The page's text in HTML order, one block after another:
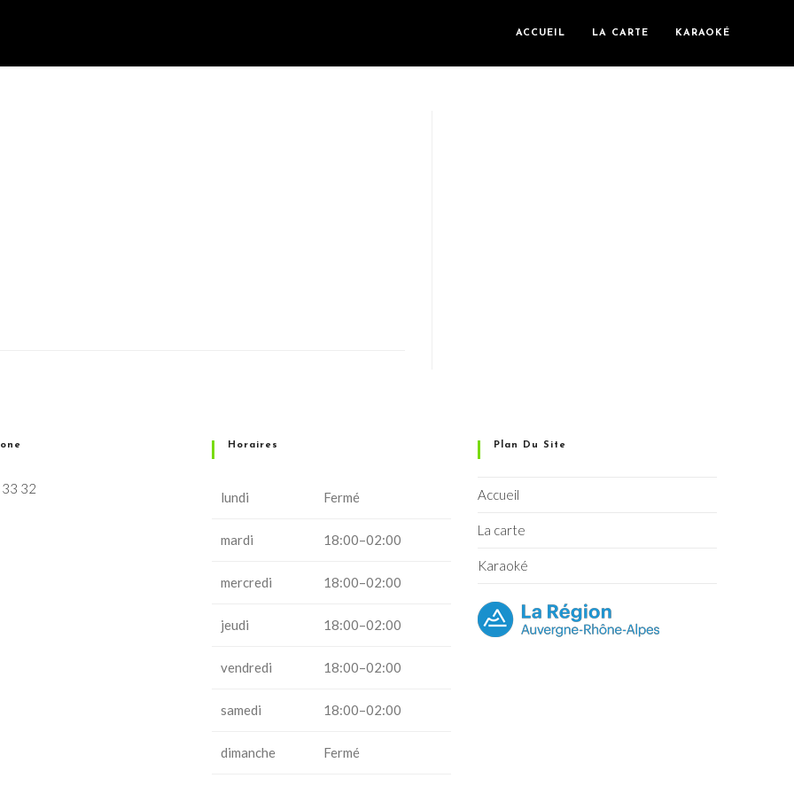
ACCUEIL LA CARTE KARAOKÉ
32
Horaires
lundi Fermé
mardi 18:00–02:00
mercredi 18:00–02:00
jeudi 18:00–02:00
vendredi 18:00–02:00
samedi 18:00–02:00
dimanche Fermé
Plan Du Site
Accueil
La carte
Karaoké